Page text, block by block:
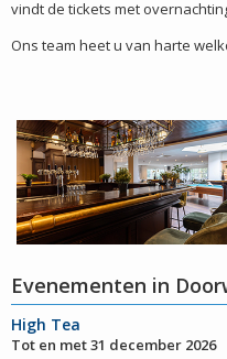
vindt de tickets met
Ons team heet u van harte
Evenementen in
High Tea
Tot en met 31 december 2026